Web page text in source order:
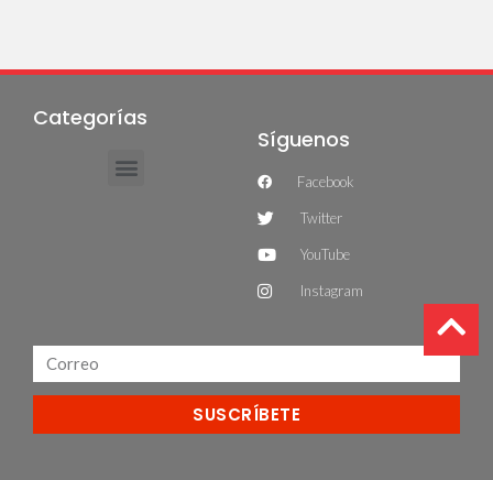
Categorías
Síguenos
Facebook
Twitter
YouTube
Instagram
SUSCRÍBETE